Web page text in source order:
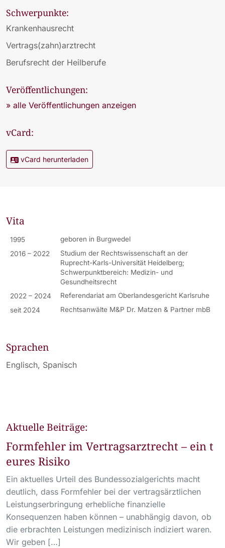
Schwerpunkte:
Krankenhausrecht
Vertrags(zahn)arztrecht
Berufsrecht der Heilberufe
Veröffentlichungen:
» alle Veröffentlichungen anzeigen
vCard:
vCard herunterladen
Vita
1995
geboren in Burgwedel
2016 – 2022
Studium der Rechtswissenschaft an der
Ruprecht-Karls-Universität Heidelberg;
Schwerpunktbereich: Medizin- und
Gesundheitsrecht
2022 – 2024
Referendariat am Oberlandesgericht Karlsruhe
seit 2024
Rechtsanwälte M&P Dr. Matzen & Partner mbB
Sprachen
Englisch, Spanisch
Aktuelle Beiträge:
Formfehler im Vertragsarztrecht – ein t
eures Risiko
Ein aktuelles Urteil des Bundessozialgerichts macht
deutlich, dass Formfehler bei der vertragsärztlichen
Leistungserbringung erhebliche finanzielle
Konsequenzen haben können – unabhängig davon, ob
die erbrachten Leistungen medizinisch indiziert waren.
Wir geben […]